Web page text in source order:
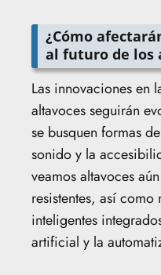
¿Cómo
al futuro de los
Las innovaciones en
altavoces seguirán
se busquen formas
sonido y la
veamos altavoces
resistentes, así como
inteligentes
artificial y la